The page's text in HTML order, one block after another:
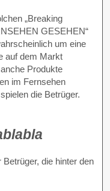
„Breaking
GESEHEN“
um eine
auf dem Markt
Produkte
im Fernsehen
die Betrüger.
die hinter den